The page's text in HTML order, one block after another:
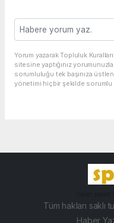
Yorum yazarak Topluluk
sitesine yaptığınız
sorumluluğu tek başınıza
yönetimi hiçbir şekilde sorumlu
Tüm hakları saklı
Haber